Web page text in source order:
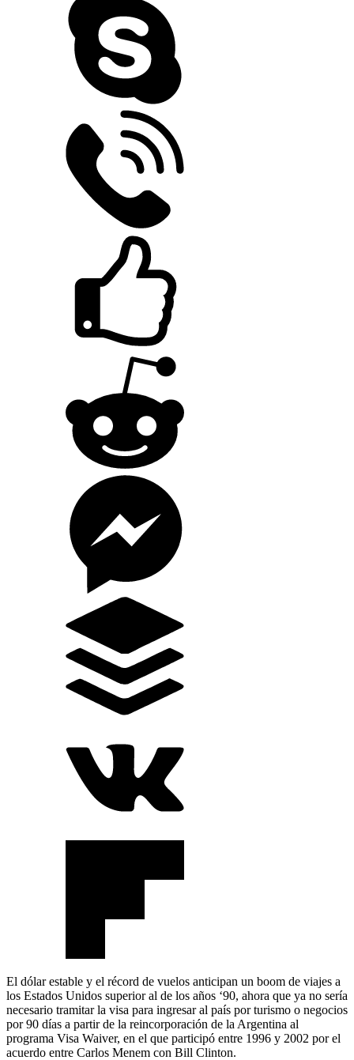
El dólar estable y el récord de vuelos anticipan un boom de viajes a
los Estados Unidos superior al de los años ‘90, ahora que ya no sería
necesario tramitar la visa para ingresar al país por turismo o negocios
por 90 días a partir de la reincorporación de la Argentina al
programa Visa Waiver, en el que participó entre 1996 y 2002 por el
acuerdo entre Carlos Menem con Bill Clinton.